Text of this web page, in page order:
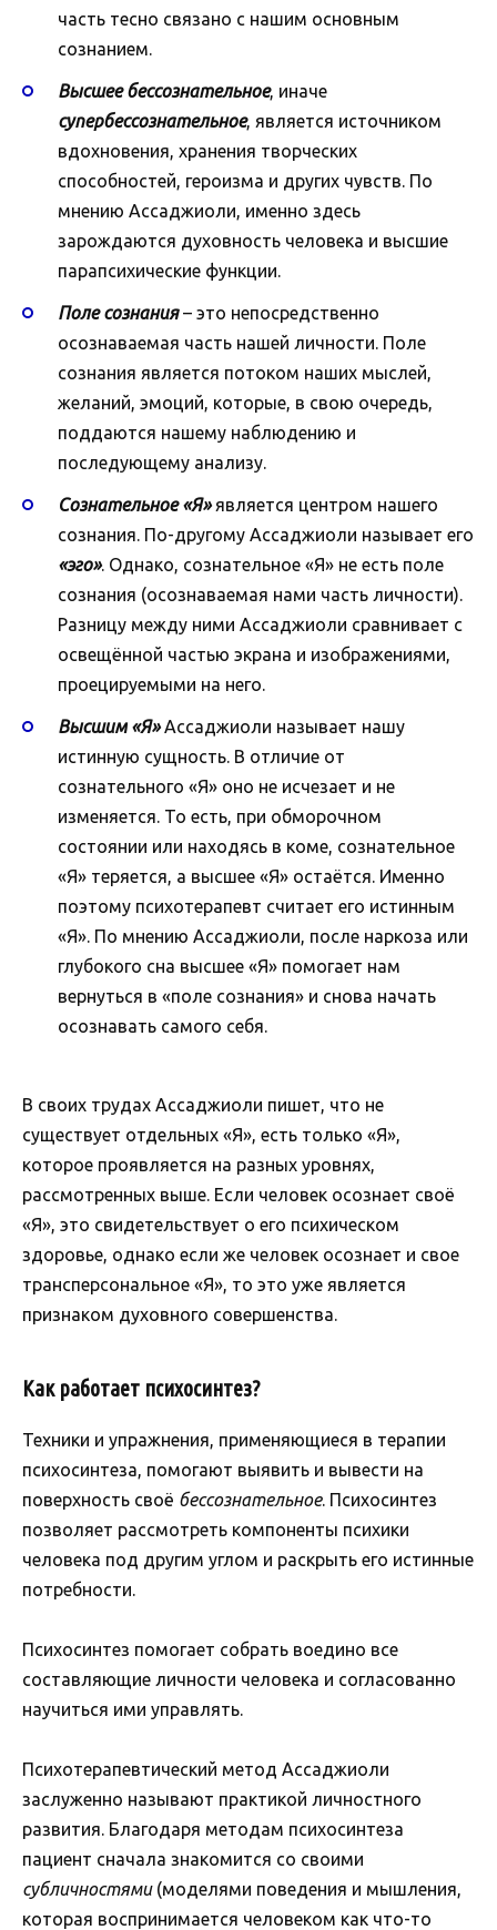
часть тесно связано с нашим основным
сознанием.
Высшее бессознательное, иначе
супербессознательное, является источником
вдохновения, хранения творческих
способностей, героизма и других чувств. По
мнению Ассаджиоли, именно здесь
зарождаются духовность человека и высшие
парапсихические функции.
Поле сознания– это непосредственно
осознаваемая часть нашей личности. Поле
сознания является потоком наших мыслей,
желаний, эмоций, которые, в свою очередь,
поддаются нашему наблюдению и
последующему анализу.
Сознательное «Я»является центром нашего
сознания. По-другому Ассаджиоли называет его
«эго». Однако, сознательное «Я» не есть поле
сознания (осознаваемая нами часть личности).
Разницу между ними Ассаджиоли сравнивает с
освещённой частью экрана и изображениями,
проецируемыми на него.
Высшим«Я»Ассаджиоли называет нашу
истинную сущность. В отличие от
сознательного «Я» оно не исчезает и не
изменяется. То есть, при обморочном
состоянии или находясь в коме, сознательное
«Я» теряется, а высшее «Я» остаётся. Именно
поэтому психотерапевт считает его истинным
«Я». По мнению Ассаджиоли, после наркоза или
глубокого сна высшее «Я» помогает нам
вернуться в «поле сознания» и снова начать
осознавать самого себя.
В своих трудах Ассаджиоли пишет, что не
существует отдельных «Я», есть только «Я»,
которое проявляется на разных уровнях,
рассмотренных выше. Если человек осознает своё
«Я», это свидетельствует о его психическом
здоровье, однако если же человек осознает и свое
трансперсональное «Я», то это уже является
признаком духовного совершенства.
Как работает психосинтез?
Техники и упражнения, применяющиеся в терапии
психосинтеза, помогают выявить и вывести на
поверхность своё бессознательное. Психосинтез
позволяет рассмотреть компоненты психики
человека под другим углом и раскрыть его истинные
потребности.
Психосинтез помогает собрать воедино все
составляющие личности человека и согласованно
научиться ими управлять.
Психотерапевтический метод Ассаджиоли
заслуженно называют практикой личностного
развития. Благодаря методам психосинтеза
пациент сначала знакомится со своими
субличностями(моделями поведения и мышления,
которая воспринимается человеком как что-то